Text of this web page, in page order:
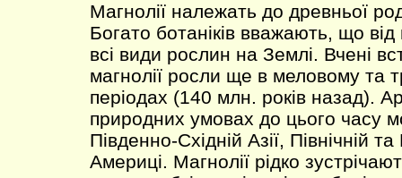
Магнолії належать до древньої
Богато ботаніків вважають, що від
всі види рослин на Землі. Вчені
магнолії росли ще в меловому та
періодах (140 млн. років назад).
природних умовах до цього часу
Південно-Східній Азії, Північній
Америці. Магнолії рідко